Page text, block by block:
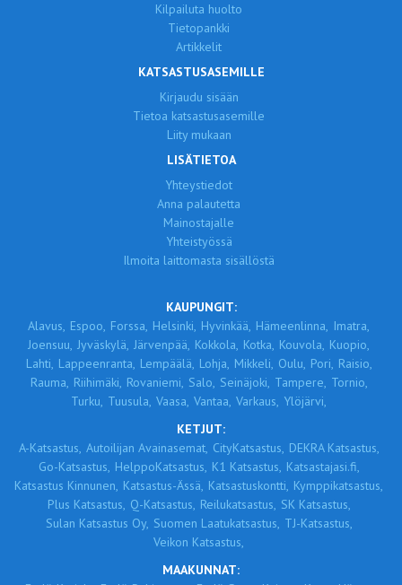
Kilpailuta huolto
Tietopankki
Artikkelit
KATSASTUSASEMILLE
Kirjaudu sisään
Tietoa katsastusasemille
Liity mukaan
LISÄTIETOA
Yhteystiedot
Anna palautetta
Mainostajalle
Yhteistyössä
Ilmoita laittomasta sisällöstä
KAUPUNGIT:
Alavus, Espoo, Forssa, Helsinki, Hyvinkää, Hämeenlinna, Imatra,
Joensuu, Jyväskylä, Järvenpää, Kokkola, Kotka, Kouvola, Kuopio,
Lahti, Lappeenranta, Lempäälä, Lohja, Mikkeli, Oulu, Pori, Raisio,
Rauma, Riihimäki, Rovaniemi, Salo, Seinäjoki, Tampere, Tornio,
Turku, Tuusula, Vaasa, Vantaa, Varkaus, Ylöjärvi,
KETJUT:
A-Katsastus, Autoilijan Avainasemat, CityKatsastus, DEKRA Katsastus,
Go-Katsastus, HelppoKatsastus, K1 Katsastus, Katsastajasi.fi,
Katsastus Kinnunen, Katsastus-Ässä, Katsastuskontti, Kymppikatsastus,
Plus Katsastus, Q-Katsastus, Reilukatsastus, SK Katsastus,
Sulan Katsastus Oy, Suomen Laatukatsastus, TJ-Katsastus,
Veikon Katsastus,
MAAKUNNAT: